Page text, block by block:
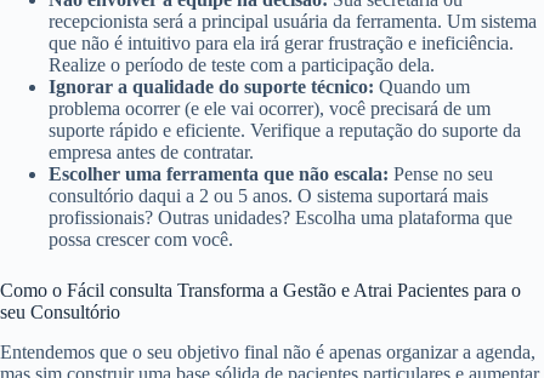
recepcionista será a principal usuária da ferramenta. Um sistema
que não é intuitivo para ela irá gerar frustração e ineficiência.
Realize o período de teste com a participação dela.
Ignorar a qualidade do suporte técnico: Quando um
problema ocorrer (e ele vai ocorrer), você precisará de um
suporte rápido e eficiente. Verifique a reputação do suporte da
empresa antes de contratar.
Escolher uma ferramenta que não escala: Pense no seu
consultório daqui a 2 ou 5 anos. O sistema suportará mais
profissionais? Outras unidades? Escolha uma plataforma que
possa crescer com você.
Como o Fácil consulta Transforma a Gestão e Atrai Pacientes para o
seu Consultório
Entendemos que o seu objetivo final não é apenas organizar a agenda,
mas sim construir uma base sólida de pacientes particulares e aumentar